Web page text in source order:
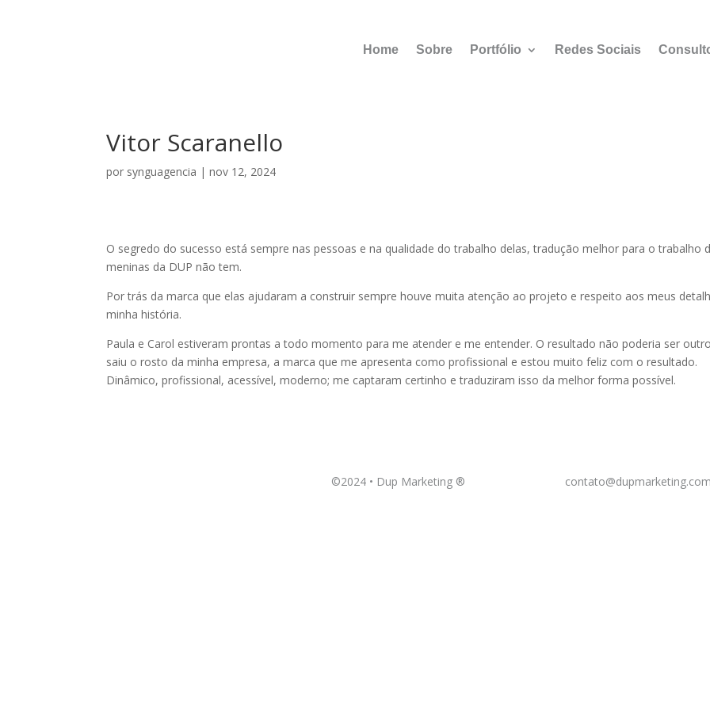
Home Sobre Portfólio Redes Sociais
Vitor Scaranello
por synguagencia |nov 12, 2024
O segredo do sucesso está sempre nas pessoas e na qualidade do trabalho delas, tradução melhor para o trabalho
meninas da DUP não tem.
Por trás da marca que elas ajudaram a construir sempre houve muita atenção ao projeto e respeito aos meus
minha história.
Paula e Carol estiveram prontas a todo momento para me atender e me entender. O resultado não poderia ser
saiu o rosto da minha empresa, a marca que me apresenta como profissional e estou muito feliz com o resultado.
Dinâmico, profissional, acessível, moderno; me captaram certinho e traduziram isso da melhor forma possível.
©2024 • Dup Marketing ®